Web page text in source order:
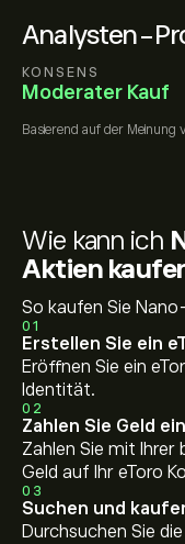
Analysten-
KONSENS
Moderater Kauf
Basierend auf der Meinung
Wie kann ich
Aktien
So kaufen Sie
01
Erstellen Sie ein
Eröffnen Sie ein
Identität.
02
Zahlen Sie Geld
Zahlen Sie mit
Geld auf Ihr eToro
03
Suchen und
Durchsuchen Sie